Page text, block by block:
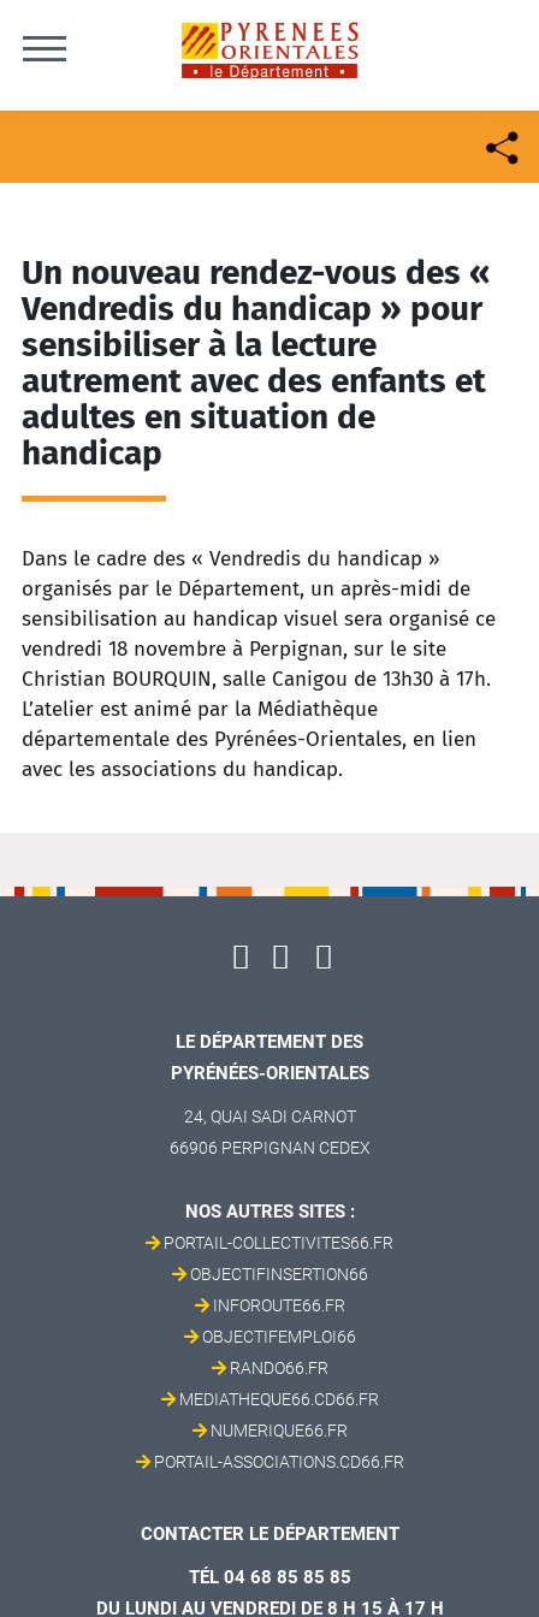
Un nouveau rendez-vous des «
Vendredis du handicap » pour
sensibiliser à la lecture
autrement avec des enfants et
adultes en situation de
handicap
Dans le cadre des « Vendredis du handicap »
organisés par le Département, un après-midi de
sensibilisation au handicap visuel sera organisé ce
vendredi 18 novembre à Perpignan, sur le site
Christian BOURQUIN, salle Canigou de 13h30 à 17h.
L’atelier est animé par la Médiathèque
départementale des Pyrénées-Orientales, en lien
avec les associations du handicap.
LE DÉPARTEMENT DES
PYRÉNÉES-ORIENTALES
24, QUAI SADI CARNOT
66906 PERPIGNAN CEDEX
NOS AUTRES SITES :
PORTAIL-COLLECTIVITES66.FR
OBJECTIFINSERTION66
INFOROUTE66.FR
OBJECTIFEMPLOI66
RANDO66.FR
MEDIATHEQUE66.CD66.FR
NUMERIQUE66.FR
PORTAIL-ASSOCIATIONS.CD66.FR
CONTACTER LE DÉPARTEMENT
TÉL 04 68 85 85 85
DU LUNDI AU VENDREDI DE 8 H 15 À 17 H